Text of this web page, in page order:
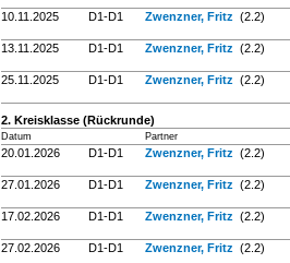
10.11.2025 D1-D1 Zwenzner, Fritz (2.2)
13.11.2025 D1-D1 Zwenzner, Fritz (2.2)
25.11.2025 D1-D1 Zwenzner, Fritz (2.2)
2. Kreisklasse (Rückrunde)
Datum Partner
20.01.2026 D1-D1 Zwenzner, Fritz (2.2)
27.01.2026 D1-D1 Zwenzner, Fritz (2.2)
17.02.2026 D1-D1 Zwenzner, Fritz (2.2)
27.02.2026 D1-D1 Zwenzner, Fritz (2.2)